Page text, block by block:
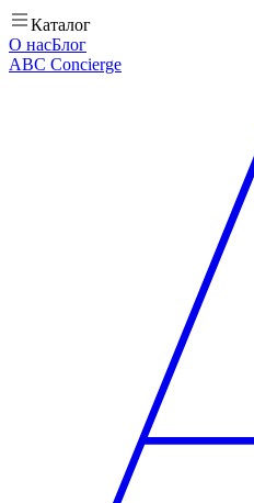
Каталог
О насБлог
ABC Concierge